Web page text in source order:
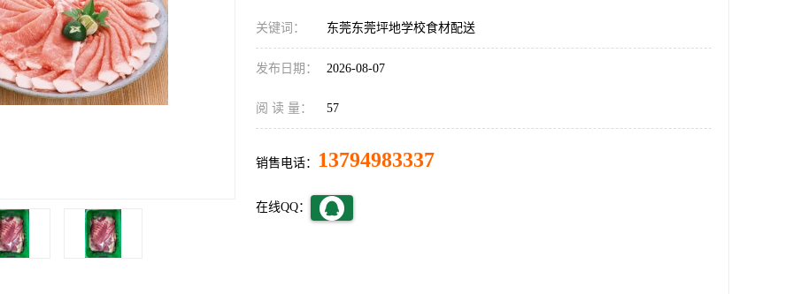
关键词： 东莞东莞坪地学校食材配送
发布日期： 2026-08-07
阅 读 量： 57
销售电话： 13794983337
在线QQ：